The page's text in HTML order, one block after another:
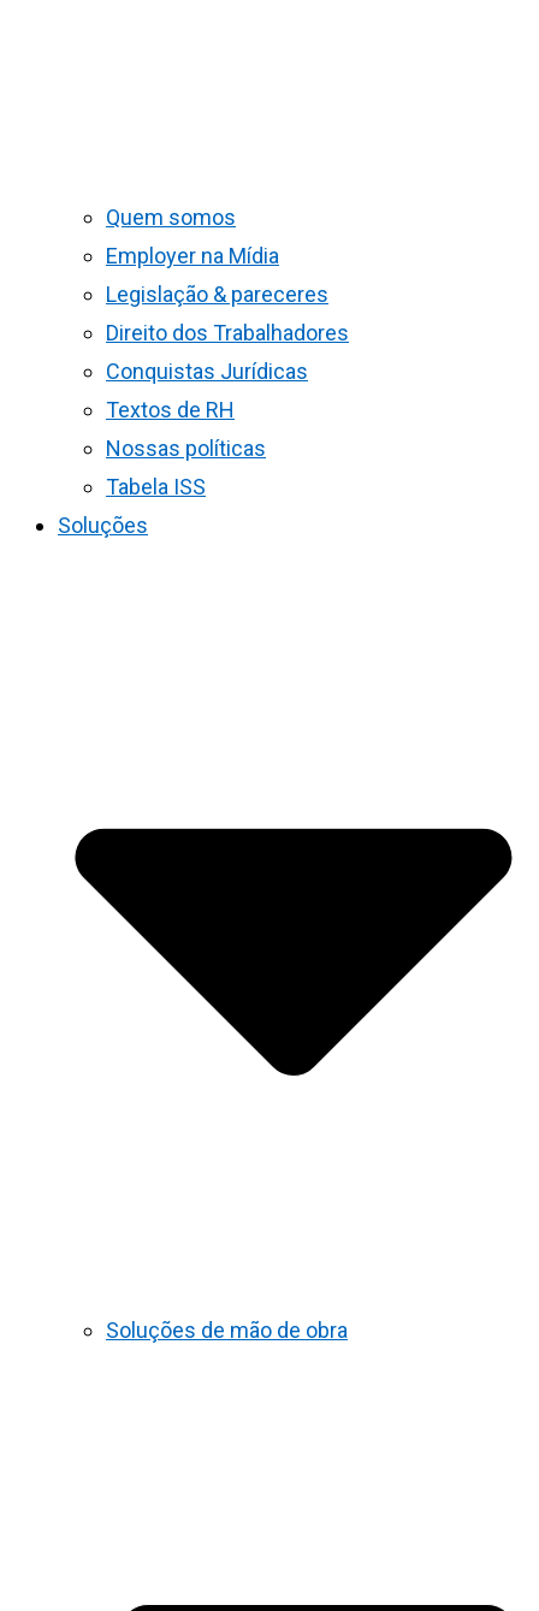
Quem somos
Employer na Mídia
Legislação & pareceres
Direito dos Trabalhadores
Conquistas Jurídicas
Textos de RH
Nossas políticas
Tabela ISS
Soluções
Soluções de mão de obra